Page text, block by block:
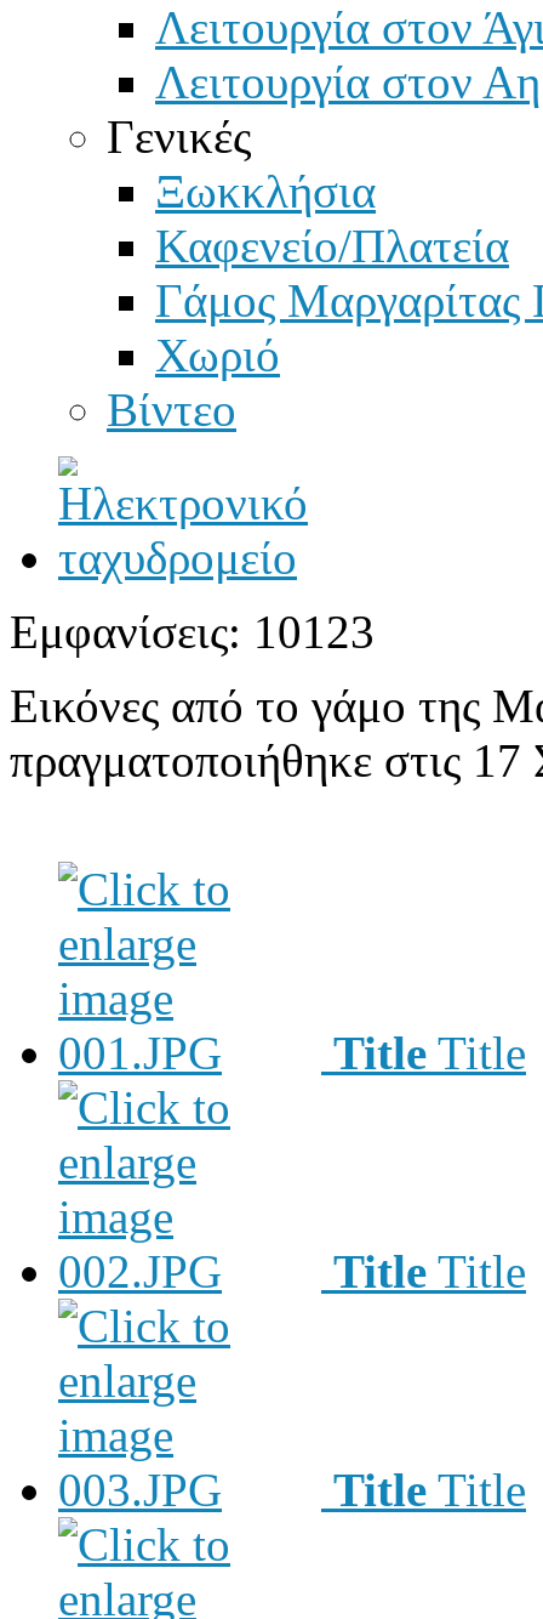
Λειτουργία στον
Λειτουργία στον
Γενικές
Ξωκκλήσια
Καφενείο/Πλατεία
Γάμος
Χωριό
Βίντεο
Εμφανίσεις: 10123
Εικόνες από το γάμο της
πραγματοποιήθηκε στις
Title Title
Title Title
Title Title